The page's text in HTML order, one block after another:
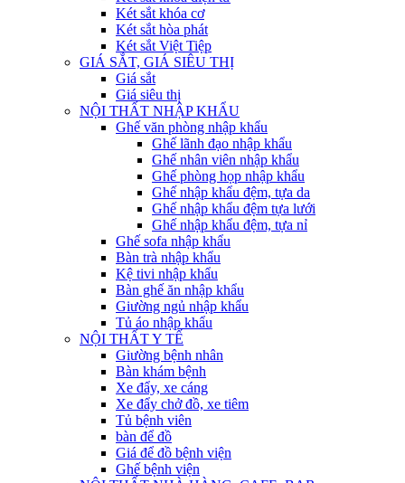
Két sắt khóa cơ
Két sắt hòa phát
Két sắt Việt Tiệp
GIÁ SẮT, GIÁ SIÊU THỊ
Giá sắt
Giá siêu thị
NỘI THẤT NHẬP KHẨU
Ghế văn phòng nhập khẩu
Ghế lãnh đạo nhập khẩu
Ghế nhân viên nhập khẩu
Ghế phòng họp nhập khẩu
Ghế nhập khẩu đệm, tựa da
Ghế nhập khẩu đệm tựa lưới
Ghế nhập khẩu đệm, tựa nỉ
Ghế sofa nhập khẩu
Bàn trà nhập khẩu
Kệ tivi nhập khẩu
Bàn ghế ăn nhập khẩu
Giường ngủ nhập khẩu
Tủ áo nhập khẩu
NỘI THẤT Y TẾ
Giường bệnh nhân
Bàn khám bệnh
Xe đẩy, xe cáng
Xe đẩy chở đồ, xe tiêm
Tủ bệnh viên
bàn để đồ
Giá để đồ bệnh viện
Ghế bệnh viện